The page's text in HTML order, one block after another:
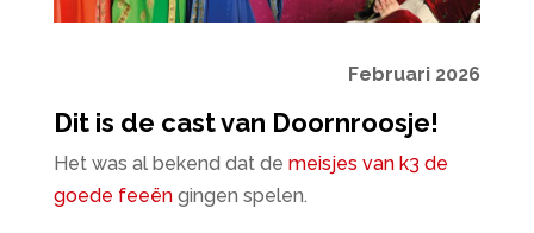
Februari 2026
Dit is de cast van Doornroosje!
Het was al bekend dat de meisjes van k3 de
goede feeëngingen spelen.